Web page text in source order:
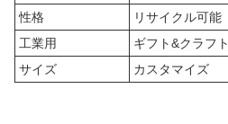
性格
リサイクル可能
工業用
ギフト&クラフト
サイズ
カスタマイズ